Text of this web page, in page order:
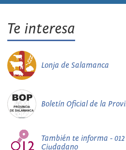
Te interesa
Lonja de Salamanca
Boletín Oficial de la
También te informa -
Ciudadano